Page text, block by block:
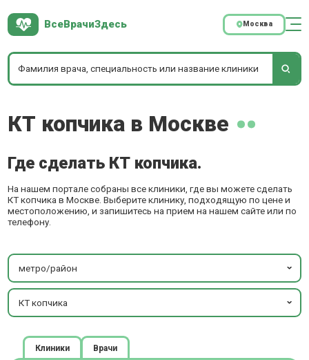
ВсеВрачиЗдесь Москва
КТ копчика в Москве
Где сделать КТ копчика.
На нашем портале собраны все клиники, где вы можете сделать
КТ копчика в Москве. Выберите клинику, подходящую по цене и
местоположению, и запишитесь на прием на нашем сайте или по
телефону.
метро/район
КТ копчика
Клиники Врачи